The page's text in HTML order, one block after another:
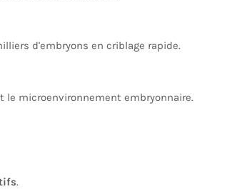
d'embryons en criblage rapide.
le microenvironnement embryonnaire.
.